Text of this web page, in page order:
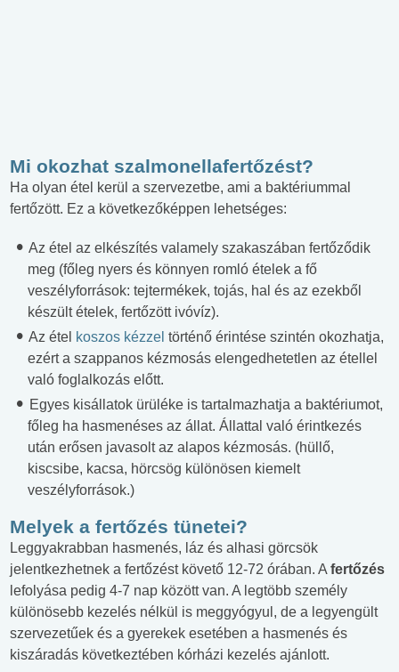
Mi okozhat szalmonellafertőzést?
Ha olyan étel kerül a szervezetbe, ami a baktériummal
fertőzött. Ez a következőképpen lehetséges:
Az étel az elkészítés valamely szakaszában fertőződik
meg (főleg nyers és könnyen romló ételek a fő
veszélyforrások: tejtermékek, tojás, hal és az ezekből
készült ételek, fertőzött ivóvíz).
Az étel koszos kézzel történő érintése szintén okozhatja,
ezért a szappanos kézmosás elengedhetetlen az étellel
való foglalkozás előtt.
Egyes kisállatok ürüléke is tartalmazhatja a baktériumot,
főleg ha hasmenéses az állat. Állattal való érintkezés
után erősen javasolt az alapos kézmosás. (hüllő,
kiscsibe, kacsa, hörcsög különösen kiemelt
veszélyforrások.)
Melyek a fertőzés tünetei?
Leggyakrabban hasmenés, láz és alhasi görcsök
jelentkezhetnek a fertőzést követő 12-72 órában. A fertőzés
lefolyása pedig 4-7 nap között van. A legtöbb személy
különösebb kezelés nélkül is meggyógyul, de a legyengült
szervezetűek és a gyerekek esetében a hasmenés és
kiszáradás következtében kórházi kezelés ajánlott.